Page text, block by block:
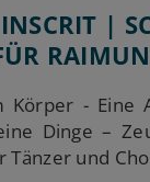
|
Körper - Eine
Dinge –
Tänzer und